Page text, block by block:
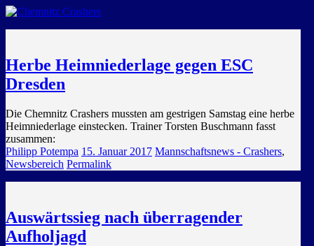
Herbe Heimniederlage gegen ESC
Dresden
Die Chemnitz Crashers mussten am gestrigen Samstag eine herbe
Heimniederlage einstecken. Trainer Torsten Buschmann fasst
zusammen:
Philipp Potempa 15. Januar 2017 Mannschaftsnews - Crashers,
Newsbereich Permalink
Auswärtssieg nach überragender
Aufholjagd